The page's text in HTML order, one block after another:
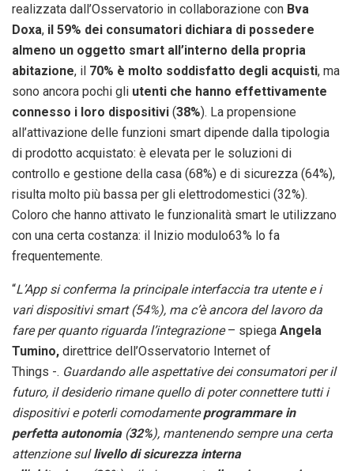
realizzata dall’Osservatorio in collaborazione con Bva
Doxa, il 59% dei consumatori dichiara di possedere
almeno un oggetto smart all’interno della propria
abitazione, il 70% è molto soddisfatto degli acquisti, ma
sono ancora pochi gli utenti che hanno effettivamente
connesso i loro dispositivi (38%). La propensione
all’attivazione delle funzioni smart dipende dalla tipologia
di prodotto acquistato: è elevata per le soluzioni di
controllo e gestione della casa (68%) e di sicurezza (64%),
risulta molto più bassa per gli elettrodomestici (32%).
Coloro che hanno attivato le funzionalità smart le utilizzano
con una certa costanza: il Inizio modulo63% lo fa
frequentemente.
“L’App si conferma la principale interfaccia tra utente e i
vari dispositivi smart (54%), ma c’è ancora del lavoro da
fare per quanto riguarda l’integrazione– spiega Angela
Tumino, direttrice dell’Osservatorio Internet of
Things -. Guardando alle aspettative dei consumatori per il
futuro, il desiderio rimane quello di poter connettere tutti i
dispositivi e poterli comodamenteprogrammare in
perfetta autonomia(32%), mantenendo sempre una certa
attenzione sullivello di sicurezza interna